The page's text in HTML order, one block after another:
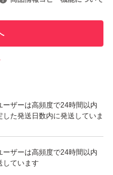
引実績があります
ーザーは高頻度で24時間以内
した発送日数内に発送していま
ーザーは高頻度で24時間以内
しています
いいね！
1,659